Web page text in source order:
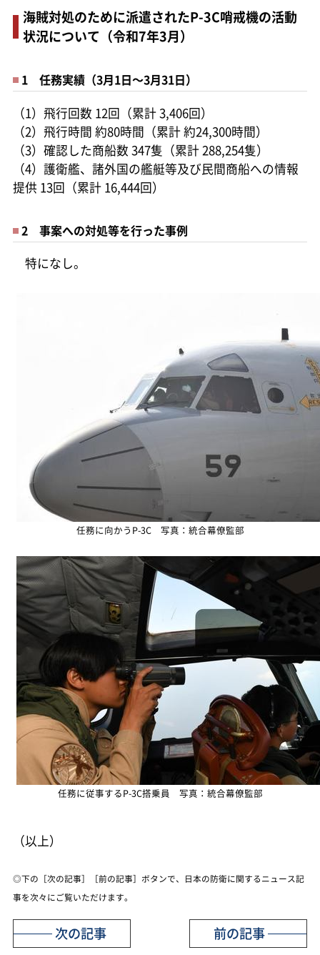
海賊対処のために派遣されたP-3C哨戒機の活動
状況について（令和7年3月）
1 任務実績（3月1日～3月31日）
（1）飛行回数 12回（累計 3,406回）
（2）飛行時間 約80時間（累計 約24,300時間）
（3）確認した商船数 347隻（累計 288,254隻）
（4）護衛艦、諸外国の艦艇等及び民間商船への情報
提供 13回（累計 16,444回）
2 事案への対処等を行った事例
特になし。
任務に向かうP-3C 写真：統合幕僚監部
任務に従事するP-3C搭乗員 写真：統合幕僚監部
（以上）
◎下の［次の記事］［前の記事］ボタンで、日本の防衛に関するニュース記
事を次々にご覧いただけます。
前の記事
次の記事